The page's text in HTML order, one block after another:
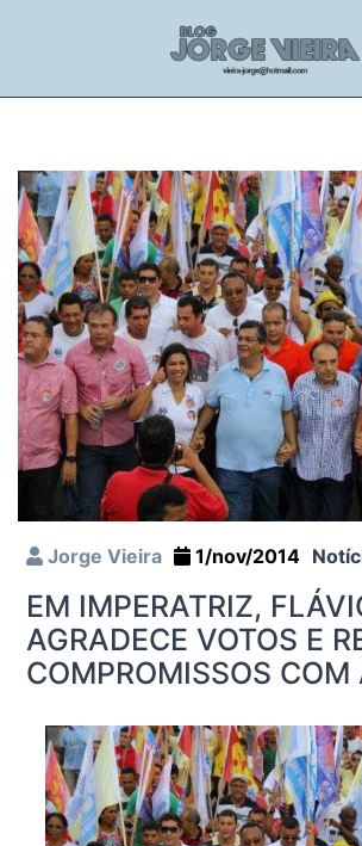
Jorge Vieira 1/nov/2014
EM IMPERATRIZ,
AGRADECE VOTOS E
COMPROMISSOS COM